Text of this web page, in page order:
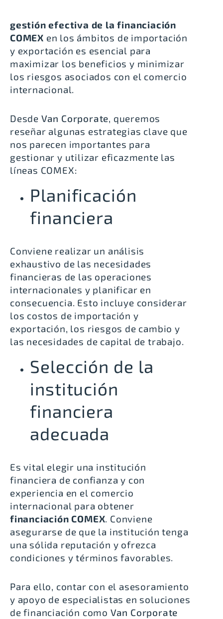
gestión efectiva de la financiación
COMEX en los ámbitos de importación
y exportación es esencial para
maximizar los beneficios y minimizar
los riesgos asociados con el comercio
internacional.
Desde Van Corporate, queremos
reseñar algunas estrategias clave que
nos parecen importantes para
gestionar y utilizar eficazmente las
líneas COMEX:
Planificación
financiera
Conviene realizar un análisis
exhaustivo de las necesidades
financieras de las operaciones
internacionales y planificar en
consecuencia. Esto incluye considerar
los costos de importación y
exportación, los riesgos de cambio y
las necesidades de capital de trabajo.
Selección de la
institución
financiera
adecuada
Es vital elegir una institución
financiera de confianza y con
experiencia en el comercio
internacional para obtener
financiación COMEX. Conviene
asegurarse de que la institución tenga
una sólida reputación y ofrezca
condiciones y términos favorables.
Para ello, contar con el asesoramiento
y apoyo de especialistas en soluciones
de financiación como Van Corporate